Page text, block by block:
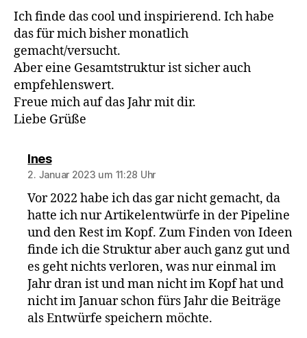
Ich finde das cool und inspirierend. Ich habe
das für mich bisher monatlich
gemacht/versucht.
Aber eine Gesamtstruktur ist sicher auch
empfehlenswert.
Freue mich auf das Jahr mit dir.
Liebe Grüße
Inessagt:
2. Januar 2023 um 11:28 Uhr
Vor 2022 habe ich das gar nicht gemacht, da
hatte ich nur Artikelentwürfe in der Pipeline
und den Rest im Kopf. Zum Finden von Ideen
finde ich die Struktur aber auch ganz gut und
es geht nichts verloren, was nur einmal im
Jahr dran ist und man nicht im Kopf hat und
nicht im Januar schon fürs Jahr die Beiträge
als Entwürfe speichern möchte.